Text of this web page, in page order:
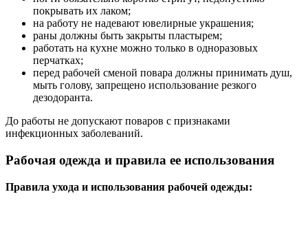
покрывать их лаком;
на работу не надевают ювелирные украшения;
раны должны быть закрыты пластырем;
работать на кухне можно только в одноразовых
перчатках;
перед рабочей сменой повара должны принимать душ,
мыть голову, запрещено использование резкого
дезодоранта.
До работы не допускают поваров с признаками
инфекционных заболеваний.
Рабочая одежда и правила ее использования
Правила ухода и использования рабочей одежды: